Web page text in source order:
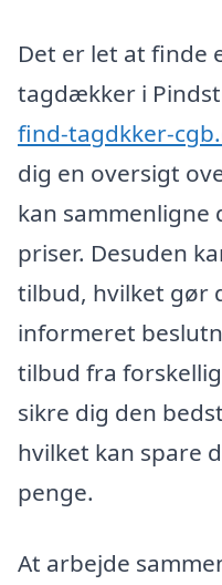
Det er let at finde
tagdækker i
find-tagdkker-
dig en oversigt
kan sammenligne
priser. Desuden
tilbud, hvilket gør
informeret
tilbud fra
sikre dig den
hvilket kan spare
penge.
At arbejde